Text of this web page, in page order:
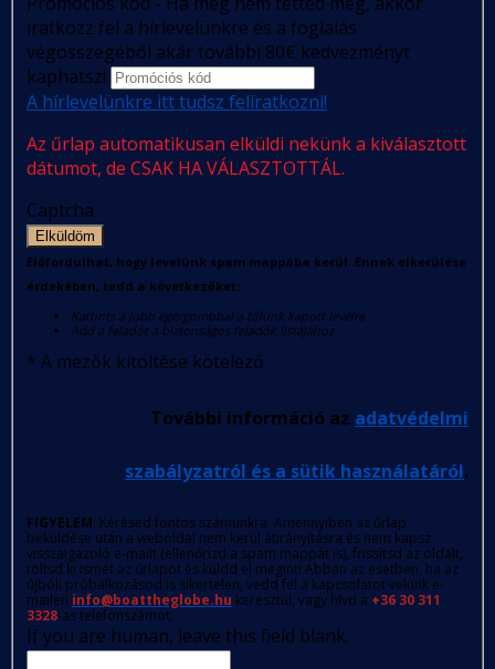
iratkozz fel a hírlevelünkre és a foglalás
végösszegéből akár további 80€ kedvezményt
kaphatsz!
A hírlevelünkre itt tudsz feliratkozni!
Az űrlap automatikusan elküldi nekünk a kiválasztott
dátumot, de CSAK HA VÁLASZTOTTÁL.
Captcha
Elküldöm
Előfordulhat, hogy levelünk spam mappába kerül. Ennek elkerülése
érdekében, tedd a következőket:
Kattints a jobb egérgombbal a tőlünk kapott levélre
Add a feladót a biztonságos feladók listájához
* A mezők kitöltése kötelező
További információ az adatvédelmi
szabályzatról és a sütik használatáról.
FIGYELEM: Kérésed fontos számunkra. Amennyiben az űrlap
beküldése után a weboldal nem kerül átirányításra és nem kapsz
visszaigazoló e-mailt (ellenőrizd a spam mappát is), frissítsd az oldalt,
töltsd ki ismét az űrlapot és küldd el megint! Abban az esetben, ha az
újbóli próbálkozásod is sikertelen, vedd fel a kapcsolatot velünk e-
mailen info@boattheglobe.hu keresztül, vagy hívd a +36 30 311
3328-as telefonszámot.
If you are human, leave this field blank.